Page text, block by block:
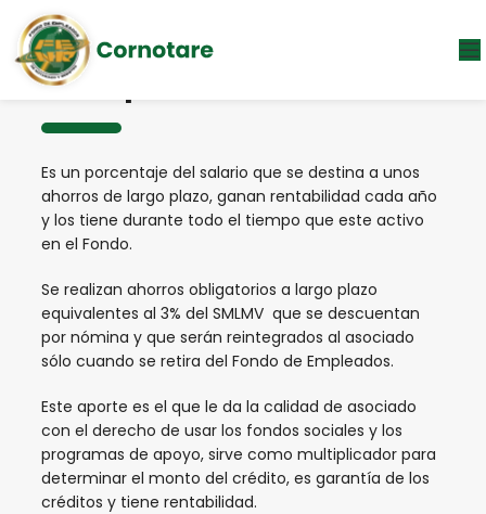
Mis Aportes
Es un porcentaje del salario que se destina a unos
ahorros de largo plazo, ganan rentabilidad cada año
y los tiene durante todo el tiempo que este activo
en el Fondo.
Se realizan ahorros obligatorios a largo plazo
equivalentes al 3% del SMLMV que se descuentan
por nómina y que serán reintegrados al asociado
sólo cuando se retira del Fondo de Empleados.
Este aporte es el que le da la calidad de asociado
con el derecho de usar los fondos sociales y los
programas de apoyo, sirve como multiplicador para
determinar el monto del crédito, es garantía de los
créditos y tiene rentabilidad.